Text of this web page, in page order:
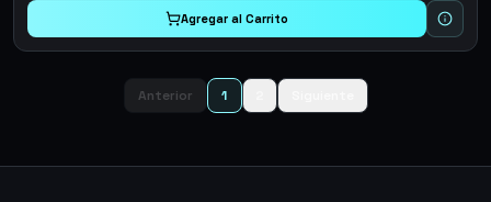
Agregar al Carrito
Anterior 1